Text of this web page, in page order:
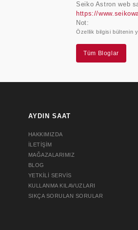
Seiko Astron web
https://
Not:
Özellik bilgisi bültenin
Tüm Bloglar
AYDIN SAAT
HAKKIMIZDA
İLETİŞİM
MAĞAZALARIMIZ
BLOG
YETKİLİ SERVİS
KULLANMA KILAVUZLARI
SIKÇA SORULAN SORULAR